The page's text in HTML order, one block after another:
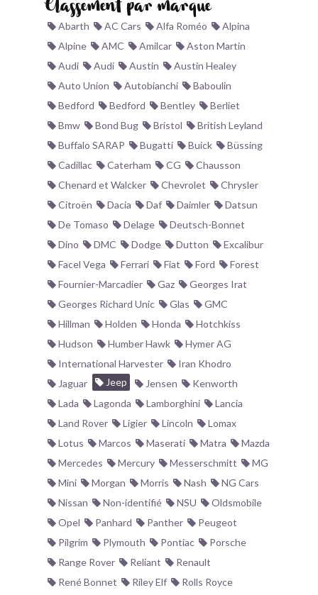
MODÈLES ET MARQUES
COMMENT FONCTIONNE BLV ?
Classement par marque
Abarth AC Cars Alfa Roméo
Alpina
Alpine
AMC Amilcar
Aston Martin
Audi
Audi Austin
Austin Healey
Auto Union
Autobianchi
Baboulin
Bedford
Bedford Bentley
Berliet
Bmw
Bond Bug Bristol
British Leyland
Buffalo SARAP
Bugatti Buick
Büssing
Cadillac
Caterham CG
Chausson
Chenard et Walcker
Chevrolet
Chrysler
Citroën
Dacia Daf Daimler
Datsun
De Tomaso
Delage
Deutsch-Bonnet
Dino
DMC Dodge Dutton
Excalibur
Facel Vega
Ferrari Fiat Ford
Forest
Fournier-Marcadier
Gaz
Georges Irat
Georges Richard Unic
Glas
GMC
Hillman
Holden Honda
Hotchkiss
Hudson
Humber Hawk
Hymer AG
International Harvester
Iran Khodro
Jaguar
Jeep Jensen
Kenworth
Lada
Lagonda Lamborghini
Lancia
Land Rover
Ligier Lincoln
Lomax
Lotus
Marcos Maserati Matra
Mazda
Mercedes
Mercury Messerschmitt
MG
Mini
Morgan Morris Nash
NG Cars
Nissan
Non-identifié NSU
Oldsmobile
Opel
Panhard Panther
Peugeot
Pilgrim
Plymouth Pontiac
Porsche
Range Rover
Reliant
Renault
René Bonnet
Riley Elf
Rolls Royce